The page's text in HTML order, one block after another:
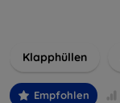
Farben, um Ihren
Klapphüllen
Empfohlen